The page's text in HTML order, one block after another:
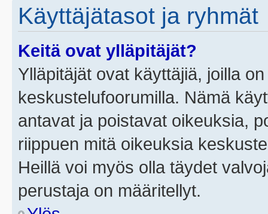
Käyttäjätasot ja ryhmät
Keitä ovat ylläpitäjät?
Ylläpitäjät ovat käyttäjiä, joilla
keskustelufoorumilla. Nämä
antavat ja poistavat oikeuksia,
riippuen mitä oikeuksia
Heillä voi myös olla täydet
perustaja on määritellyt.